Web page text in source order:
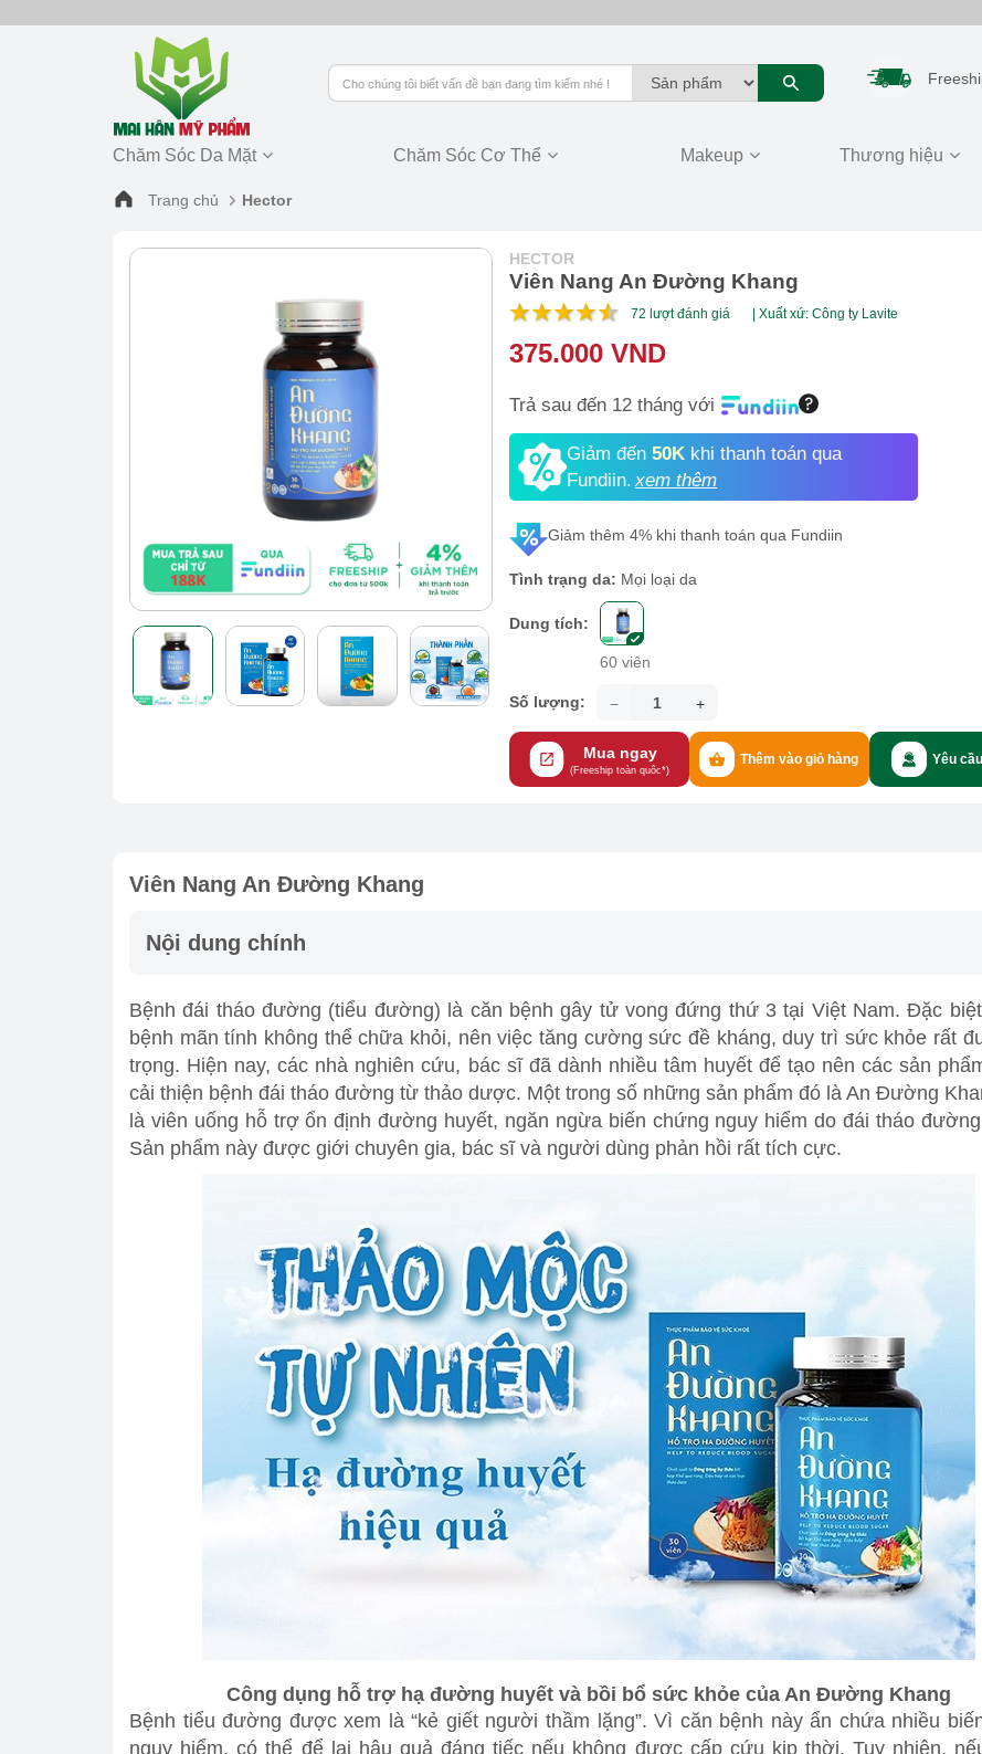
Chăm Sóc Da Mặt Chăm Sóc Cơ Thể Makeup Thương hiệu
Trang chủ Hector
HECTOR
Viên Nang An Đường Khang
72 lượt đánh giá | Xuất xứ: Công ty Lavite
375.000 VND
Trả sau đến 12 tháng với
Giảm đến 50K khi thanh toán qua
Fundiin. xem thêm
Giảm thêm 4% khi thanh toán qua Fundiin
Tình trạng da: Mọi loại da
Dung tích:
60 viên
Số lượng:
Mua ngay
(Freeship toàn quôc*)
Thêm vào giỏ hàng Yêu
Viên Nang An Đường Khang
Nội dung chính
Bệnh đái tháo đường (tiểu đường) là căn bệnh gây tử vong đứng thứ 3 tại Việt Nam. Đặc
bệnh mãn tính không thể chữa khỏi, nên việc tăng cường sức đề kháng, duy trì sức khỏe rất
trọng. Hiện nay, các nhà nghiên cứu, bác sĩ đã dành nhiều tâm huyết để tạo nên các sản
cải thiện bệnh đái tháo đường từ thảo dược. Một trong số những sản phẩm đó là An Đường
là viên uống hỗ trợ ổn định đường huyết, ngăn ngừa biến chứng nguy hiểm do đái tháo
Sản phẩm này được giới chuyên gia, bác sĩ và người dùng phản hồi rất tích cực.
Công dụng hỗ trợ hạ đường huyết và bồi bổ sức khỏe của An Đường Khang
Bệnh tiểu đường được xem là “kẻ giết người thầm lặng”. Vì căn bệnh này ẩn chứa nhiều
nguy hiểm, có thể để lại hậu quả đáng tiếc nếu không được cấp cứu kịp thời. Tuy nhiên,